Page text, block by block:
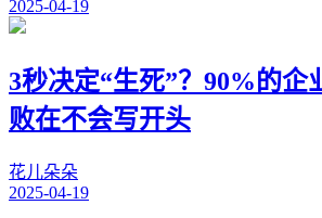
2025-04-19
3秒决定“生死”？90%的企
败在不会写开头
花儿朵朵
2025-04-19